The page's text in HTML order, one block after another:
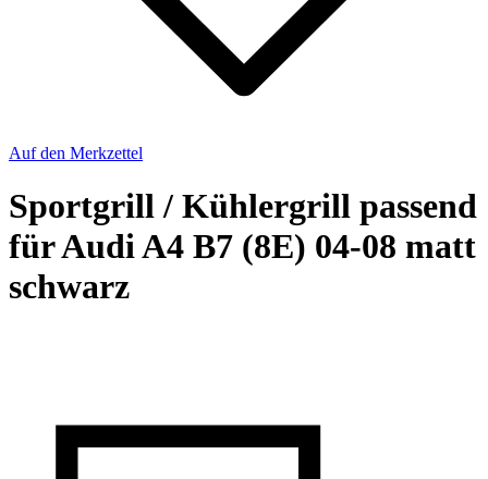
Auf den Merkzettel
Sportgrill / Kühlergrill passend
für Audi A4 B7 (8E) 04-08 matt
schwarz